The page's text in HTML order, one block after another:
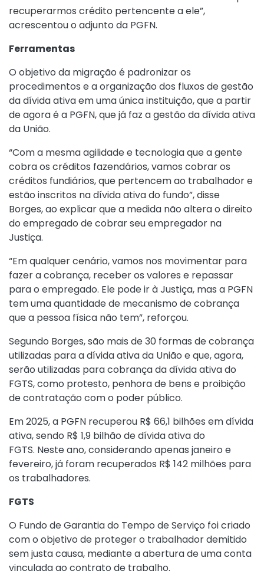
recuperarmos crédito pertencente a ele”,
acrescentou o adjunto da PGFN.
Ferramentas
O objetivo da migração é padronizar os
procedimentos e a organização dos fluxos de gestão
da dívida ativa em uma única instituição, que a partir
de agora é a PGFN, que já faz a gestão da dívida ativa
da União.
“Com a mesma agilidade e tecnologia que a gente
cobra os créditos fazendários, vamos cobrar os
créditos fundiários, que pertencem ao trabalhador e
estão inscritos na dívida ativa do fundo”, disse
Borges, ao explicar que a medida não altera o direito
do empregado de cobrar seu empregador na
Justiça.
“Em qualquer cenário, vamos nos movimentar para
fazer a cobrança, receber os valores e repassar
para o empregado. Ele pode ir à Justiça, mas a PGFN
tem uma quantidade de mecanismo de cobrança
que a pessoa física não tem”, reforçou.
Segundo Borges, são mais de 30 formas de cobrança
utilizadas para a dívida ativa da União e que, agora,
serão utilizadas para cobrança da dívida ativa do
FGTS, como protesto, penhora de bens e proibição
de contratação com o poder público.
Em 2025, a PGFN recuperou R$ 66,1 bilhões em dívida
ativa, sendo R$ 1,9 bilhão de dívida ativa do
FGTS. Neste ano, considerando apenas janeiro e
fevereiro, já foram recuperados R$ 142 milhões para
os trabalhadores.
FGTS
O Fundo de Garantia do Tempo de Serviço foi criado
com o objetivo de proteger o trabalhador demitido
sem justa causa, mediante a abertura de uma conta
vinculada ao contrato de trabalho.